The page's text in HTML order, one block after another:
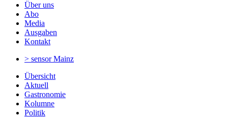
Über uns
Abo
Media
Ausgaben
Kontakt
> sensorMainz
Übersicht
Aktuell
Gastronomie
Kolumne
Politik